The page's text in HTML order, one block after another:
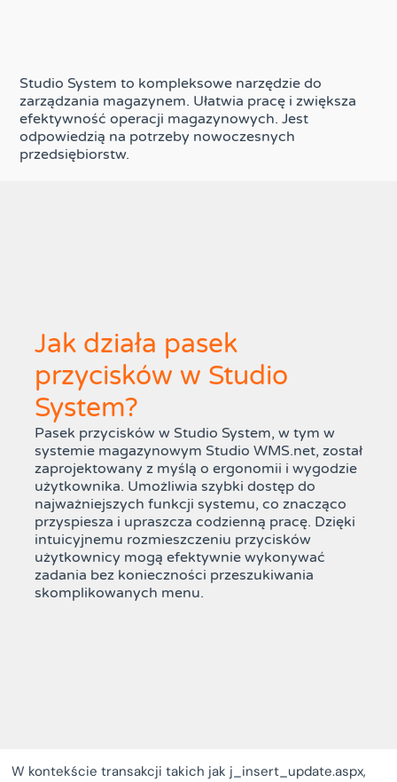
Studio System to kompleksowe narzędzie do
zarządzania magazynem. Ułatwia pracę i zwiększa
efektywność operacji magazynowych. Jest
odpowiedzią na potrzeby nowoczesnych
przedsiębiorstw.
Jak działa pasek
przycisków w Studio
System?
Pasek przycisków w Studio System, w tym w
systemie magazynowym Studio WMS.net, został
zaprojektowany z myślą o ergonomii i wygodzie
użytkownika. Umożliwia szybki dostęp do
najważniejszych funkcji systemu, co znacząco
przyspiesza i upraszcza codzienną pracę. Dzięki
intuicyjnemu rozmieszczeniu przycisków
użytkownicy mogą efektywnie wykonywać
zadania bez konieczności przeszukiwania
skomplikowanych menu.
W kontekście transakcji takich jak j_insert_update.aspx,